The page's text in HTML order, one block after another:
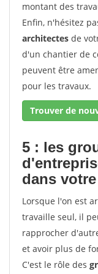
montant des
Enfin, n'hésitez
architectes de
d'un chantier de
peuvent être
pour les travaux.
Trouver de
5 : les
dans
Lorsque l'on est
travaille seul, il
rapprocher
et avoir plus de
C'est le rôle des